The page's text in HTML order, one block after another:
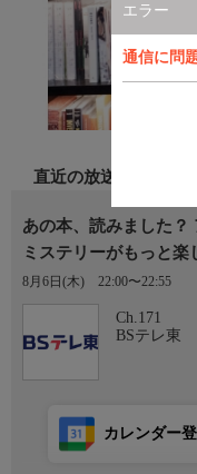
エラー
通信に問
直近の放送
あの本、読みました？
ミステリーがもっと楽
8月6日(木) 22:00〜22:55
Ch.171
BSテレ東
カレンダー